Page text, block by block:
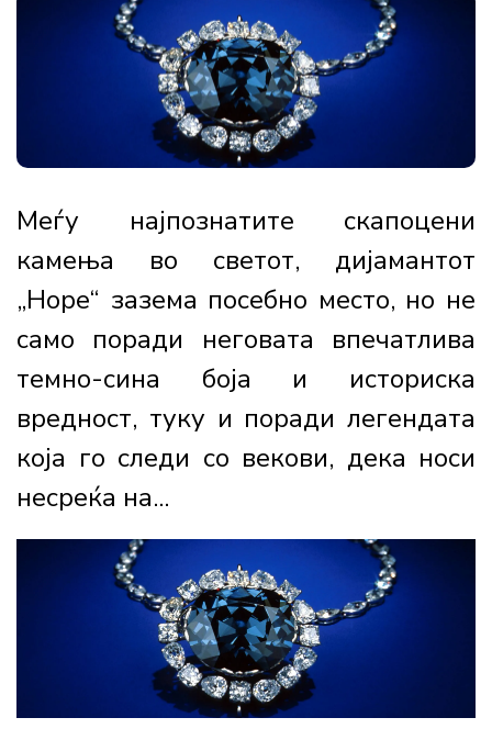
Меѓу најпознатите скапоцени
камења во светот, дијамантот
„Hope“ зазема посебно место, но не
само поради неговата впечатлива
темно-сина боја и историска
вредност, туку и поради легендата
која го следи со векови, дека носи
несреќа на...